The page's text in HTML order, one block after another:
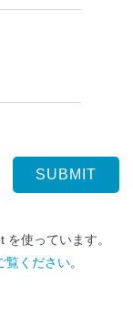
使っています。
覧ください。